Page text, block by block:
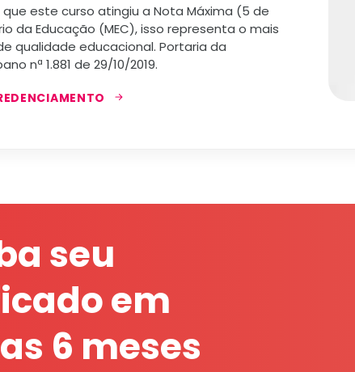
este curso atingiu a Nota Máxima (5 de
da Educação (MEC), isso representa o mais
qualidade educacional. Portaria da
nª 1.881 de 29/10/2019.
seu
em
6 meses